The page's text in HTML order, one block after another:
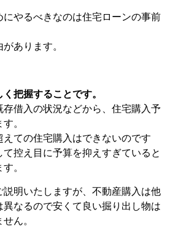
にやるべきなのは住宅ローンの事前
あります。
把握することです。
存借入の状況などから、住宅購入予
。
えての住宅購入はできないのです
控え目に予算を抑えすぎていると
。
説明いたしますが、不動産購入は他
なるので安くて良い掘り出し物は
ん。